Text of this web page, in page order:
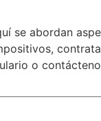
se abordan
o